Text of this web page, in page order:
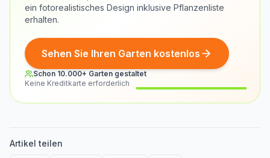
ein fotorealistisches Design inklusive Pflanzenliste
erhalten.
Sehen Sie Ihren Garten kostenlos
Schon 10.000+ Garten gestaltet
Keine Kreditkarte erforderlich
Artikel teilen